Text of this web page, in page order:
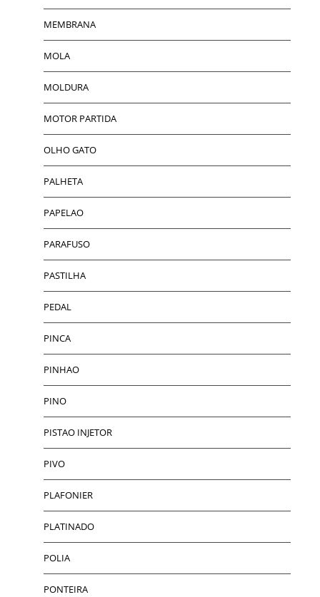
MEMBRANA
MOLA
MOLDURA
MOTOR PARTIDA
OLHO GATO
PALHETA
PAPELAO
PARAFUSO
PASTILHA
PEDAL
PINCA
PINHAO
PINO
PISTAO INJETOR
PIVO
PLAFONIER
PLATINADO
POLIA
PONTEIRA